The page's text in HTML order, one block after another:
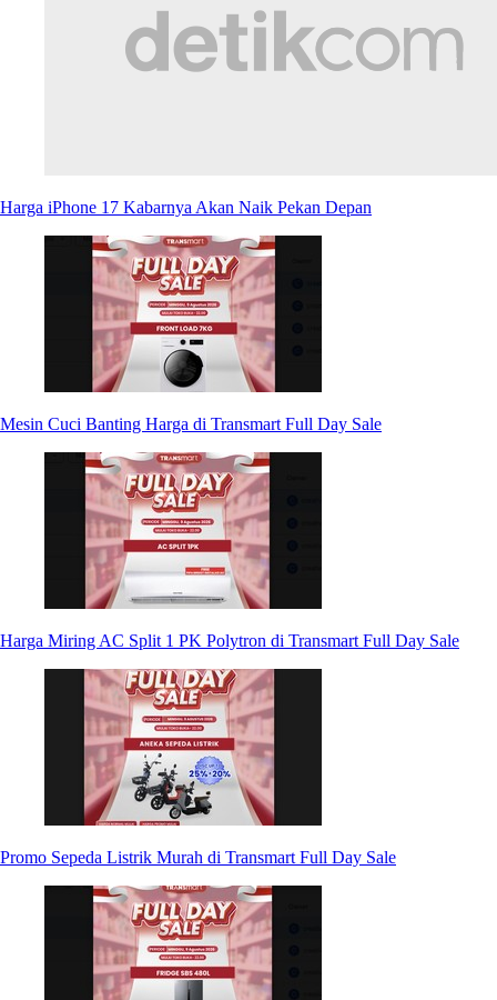
Harga iPhone 17 Kabarnya Akan Naik Pekan Depan
Mesin Cuci Banting Harga di Transmart Full Day Sale
Harga Miring AC Split 1 PK Polytron di Transmart Full Day Sale
Promo Sepeda Listrik Murah di Transmart Full Day Sale